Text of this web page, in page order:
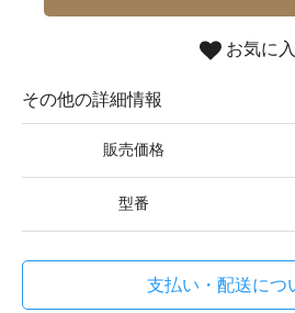
お気に
その他の詳細情報
販売価格
型番
支払い・配送につ